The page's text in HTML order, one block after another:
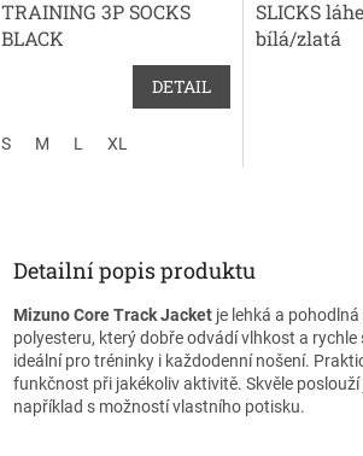
TRAINING 3P SOCKS
BLACK
DETAIL
S M L XL
SLICKS
bílá/zlatá
Detailní popis produktu
Mizuno Core Track Jacket je lehká a
polyesteru, který dobře odvádí vlhkost a
ideální pro tréninky i každodenní nošení.
funkčnost při jakékoliv aktivitě. Skvěle
například s možností vlastního potisku.